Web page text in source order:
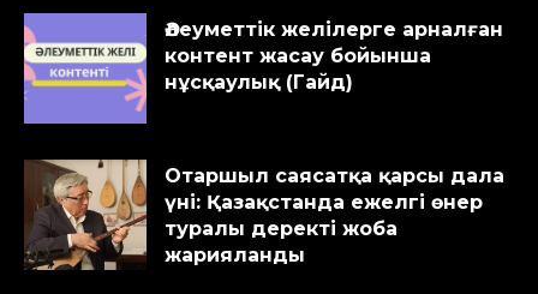
Әлеуметтік желілерге арналған
контент жасау бойынша
нұсқаулық (Гайд)
Отаршыл саясатқа қарсы дала
үні: Қазақстанда ежелгі өнер
туралы деректі жоба
жарияланды